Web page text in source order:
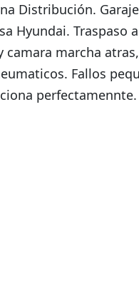
Distribución.
Hyundai. Traspaso
marcha
Fallos